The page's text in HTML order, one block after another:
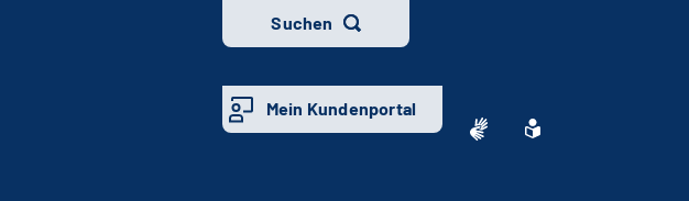
Suchen
Mein Kundenportal